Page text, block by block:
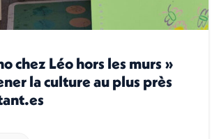
chez Léo hors les murs »
la culture au plus près